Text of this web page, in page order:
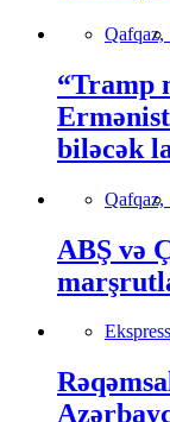
Qafqaz,
“Tramp
biləcək
Qafqaz,
ABŞ və